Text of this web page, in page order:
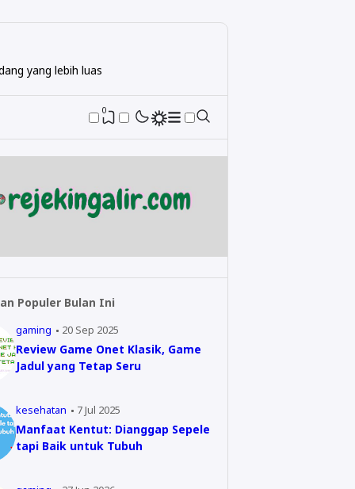
yang lebih luas
0
Populer Bulan Ini
gaming 20 Sep 2025
Review Game Onet Klasik, Game
Jadul yang Tetap Seru
kesehatan 7 Jul 2025
Manfaat Kentut: Dianggap Sepele
tapi Baik untuk Tubuh